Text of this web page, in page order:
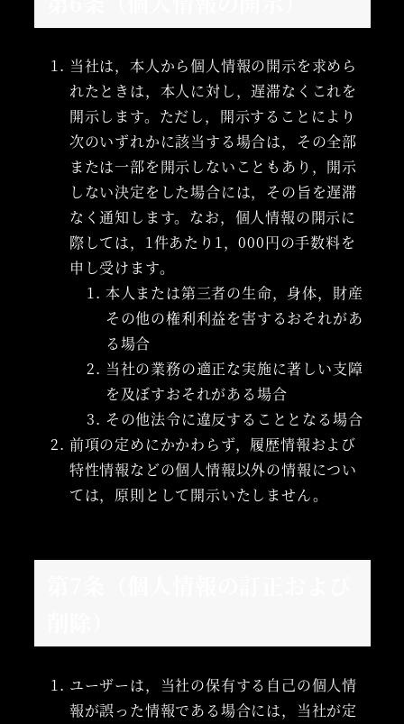
当社は，本人から個人情報の開示を求めら
れたときは，本人に対し，遅滞なくこれを
開示します。ただし，開示することにより
次のいずれかに該当する場合は，その全部
または一部を開示しないこともあり，開示
しない決定をした場合には，その旨を遅滞
なく通知します。なお，個人情報の開示に
際しては，1件あたり1，000円の手数料を
申し受けます。
本人または第三者の生命，身体，財産
その他の権利利益を害するおそれがあ
る場合
当社の業務の適正な実施に著しい支障
を及ぼすおそれがある場合
その他法令に違反することとなる場合
前項の定めにかかわらず，履歴情報および
特性情報などの個人情報以外の情報につい
ては，原則として開示いたしません。
ユーザーは，当社の保有する自己の個人情
報が誤った情報である場合には，当社が定